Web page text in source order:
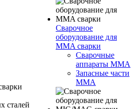
Сварочное
оборудование для
MMA сварки
Сварочные
аппараты MMA
Запасные части
MMA